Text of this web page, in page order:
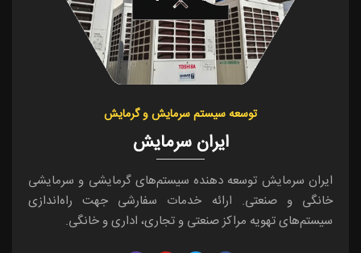
توسعه سیستم سرمایش و گرمایش
ایران سرمایش
ایران سرمایش توسعه دهنده سیستم‌های گرمایشی و سرمایشی
خانگی و صنعتی. ارائه خدمات سفارشی جهت راه‌اندازی
سیستم‌های تهویه مراکز صنعتی و تجاری، اداری و خانگی.